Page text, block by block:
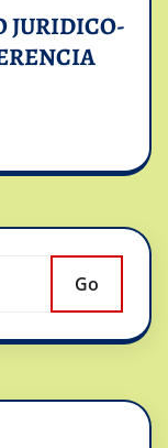
JURIDICO-
Go